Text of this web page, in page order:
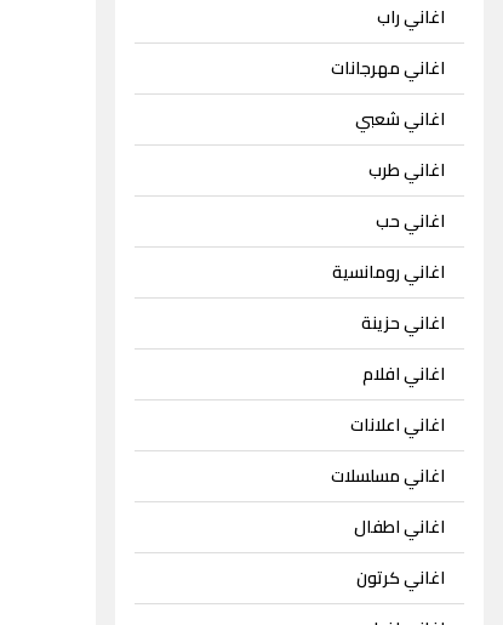
اغاني راب
اغاني مهرجانات
اغاني شعبي
اغاني طرب
اغاني حب
اغاني رومانسية
اغاني حزينة
اغاني افلام
اغاني اعلانات
اغاني مسلسلات
اغاني اطفال
اغاني كرتون